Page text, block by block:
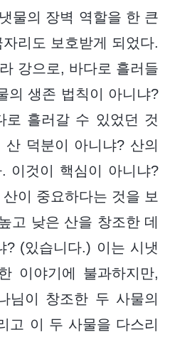
물의 장벽 역할을 한 큰
리도 보호받게 되었다.
강으로, 바다로 흘러들
의 생존 법칙이 아니냐?
로 흘러갈 수 있었던 것
덕분이 아니냐? 산의
이것이 핵심이 아니냐?
이 중요하다는 것을 보
고 낮은 산을 창조한 데
? (있습니다.) 이는 시냇
이야기에 불과하지만,
님이 창조한 두 사물의
고 이 두 사물을 다스리